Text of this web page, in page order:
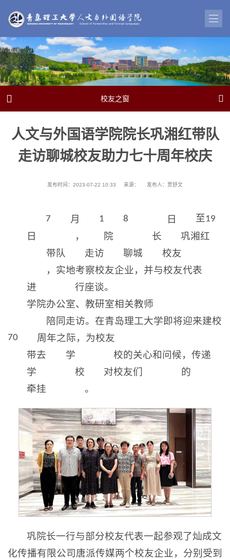
 校友之窗 
人文与外国语学院院长巩湘红带队
走访聊城校友助力七十周年校庆
发布时间：2023-07-22 10:33 来源： 发布人：贾舒文
7 月 1 8 日 至19
日 ， 院 长
巩湘红
带队
走访 聊城
校友
，实地考察校友企业，并与校友代表
进
行座谈。
学院办公室、教研室相关教师
陪同走访。在青岛理工大学即将迎来建校
70
周年之际，为校友
带去
学
校的关心和问候，传递
学
校 对校友们
的
牵挂
。
巩院长一行与部分校友代表一起参观了灿成文
化传播有限公司唐派传媒两个校友企业，分别受到